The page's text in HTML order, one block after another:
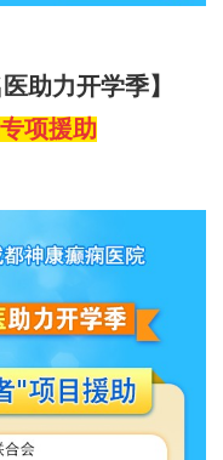
医助力开学季】
项援助